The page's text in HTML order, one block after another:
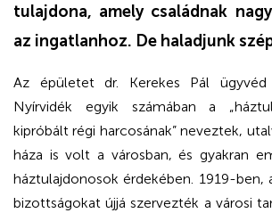
tulajdona, amely családnak
az ingatlanhoz. De haladjunk
Az épületet dr. Kerekes Pál
Nyírvidék egyik számában a
kipróbált régi harcosának” neveztek,
háza is volt a városban, és gyakran
háztulajdonosok érdekében. 1919-ben,
bizottságokat újjá szervezték a városi